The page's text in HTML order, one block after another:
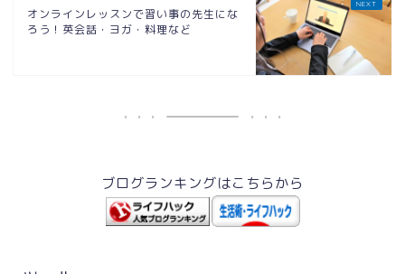
オンラインレッスンで習い事の先生にな
ろう！英会話・ヨガ・料理など
ブログランキングはこちらから